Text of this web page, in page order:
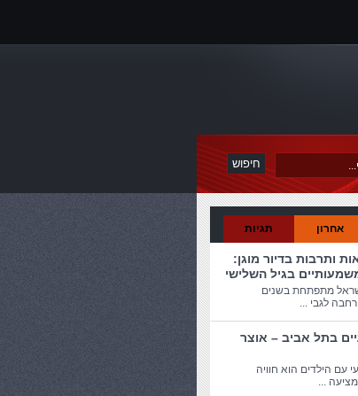
אחרון תגיות
ותרבות בדיור מוגן:
בגיל השלישי
מתפתחת בשנים
לגבי ...
בתל אביב – אוצר
עם הילדים הוא חוויה
...